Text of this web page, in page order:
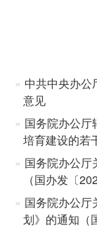
中共中央办公
意见
国务院办公厅
培育建设的若
国务院办公厅
（国办发〔
国务院办公厅
划》的通知（